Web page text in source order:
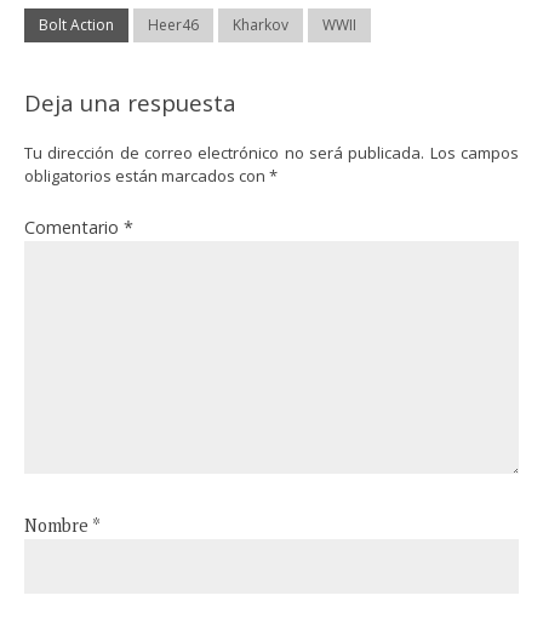
Bolt Action Heer46 Kharkov WWII
Deja una respuesta
Tu dirección de correo electrónico no será publicada. Los campos
obligatorios están marcados con *
Comentario *
Nombre *